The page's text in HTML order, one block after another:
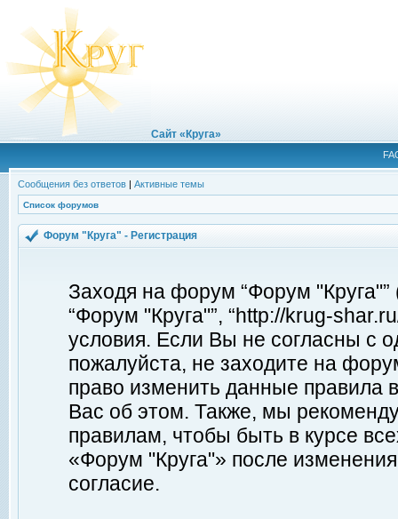
Сайт «Круга»
Сообщения без ответов | Активные темы
Список форумов
Форум "Круга" - Регистрация
Заходя на форум “Форум
“Форум "Круга"”, “http://krug-
условия. Если Вы не согласны с
пожалуйста, не заходите на
право изменить данные правила
Вас об этом. Также, мы
правилам, чтобы быть в курсе
«Форум "Круга"» после
согласие.